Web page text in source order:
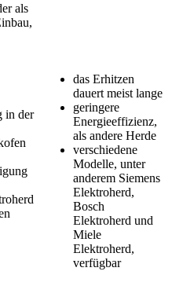
als
in der
das Erhitzen
dauert meist lange
geringere
Energieeffizienz,
als andere Herde
verschiedene
Modelle, unter
anderem Siemens
Elektroherd,
Bosch
Elektroherd und
Miele
Elektroherd,
verfügbar